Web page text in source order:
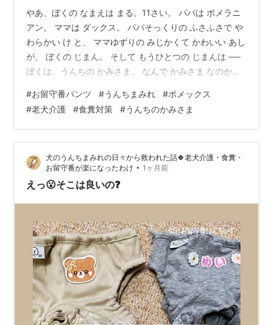
やあ、ぼくの なまえは まる。11さい。 パパは ポメラニ
アン。 ママは ダックス。 パパそっくりの ふさふさで や
わらかい け と、 ママゆずりの みじかくて かわいい あし
が、 ぼくの じまん。 そして もうひとつの じまんは ──
ぼくは、うんちの かみさま。 なんで かみさま なのかっ
かたい “ぽっこり” ができた。 その ぽっこりが じゃまを
して、 いっこうに うんちが でない。 ぼくは うんちが で
ない びょうき になった。 このまま うんちが でなかった
ら、 からだが うんちで いっぱいに なって、 しんでしま
う。 ぼ…
#お留守番パンツ #うんちまみれ #ポメックス
#老犬介護 #食糞対策 #うんちのかみさま
犬のうんちまみれの日々から救われた話🍀老犬介護・食糞・
お留守番が楽になったわけ • 1ヶ月前
えっ😮そこは良いの❓